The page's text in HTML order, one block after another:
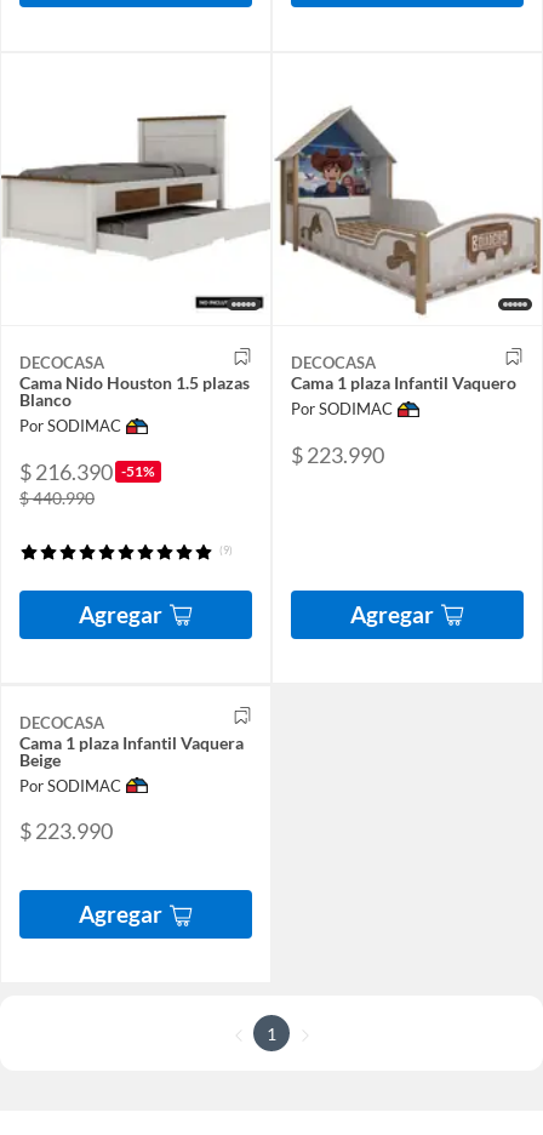
DECOCASA
Cama Nido Houston 1.5 plazas
Blanco
Por SODIMAC
$ 216.390 -51%
$ 440.990
(9)
Agregar
DECOCASA
Cama 1 plaza Infantil Vaquero
Por SODIMAC
$ 223.990
Agregar
DECOCASA
Cama 1 plaza Infantil Vaquera
Beige
Por SODIMAC
$ 223.990
Agregar
1